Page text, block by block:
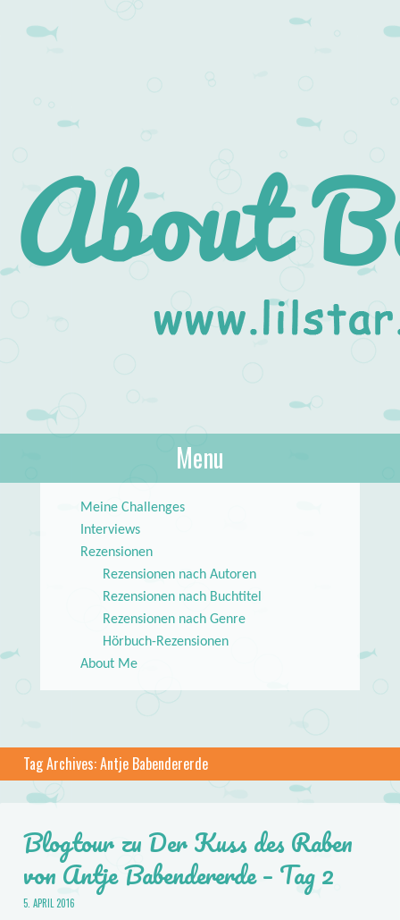
About Books
lilstar.de
Menu
Meine Challenges
Interviews
Rezensionen
Rezensionen nach Autoren
Rezensionen nach Buchtitel
Rezensionen nach Genre
Hörbuch-Rezensionen
About Me
Tag Archives:Antje Babendererde
Blogtour zu Der Kuss des Raben
von Antje Babendererde – Tag 2
5. APRIL 2016